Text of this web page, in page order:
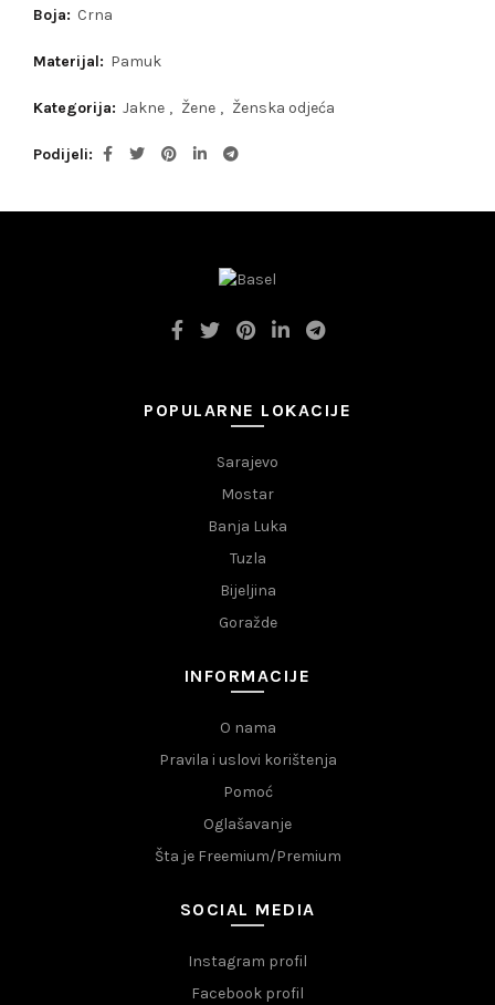
Boja: Crna
Materijal: Pamuk
Kategorija: Jakne , Žene , Ženska odjeća
Podijeli
POPULARNE LOKACIJE
Sarajevo
Mostar
Banja Luka
Tuzla
Bijeljina
Goražde
INFORMACIJE
O nama
Pravila i uslovi korištenja
Pomoć
Oglašavanje
Šta je Freemium/Premium
SOCIAL MEDIA
Instagram profil
Facebook profil